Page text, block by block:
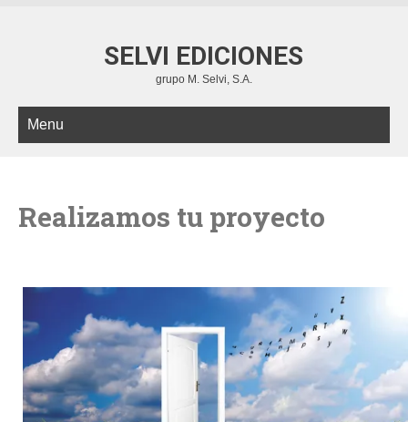
SELVI EDICIONES
grupo M. Selvi, S.A.
Menu
Realizamos tu proyecto